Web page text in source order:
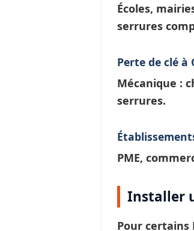
Écoles,
serrures
Perte de clé à
Mécanique :
serrures.
PME,
Installer
Pour certains